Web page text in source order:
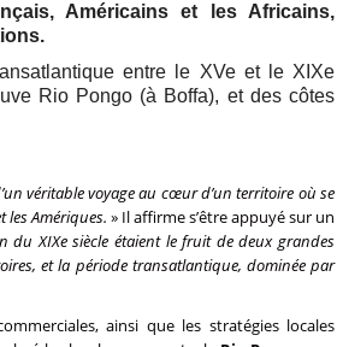
Américains et les Africains,
entre le XVe et le XIXe
Rio Pongo (à Boffa), et des côtes
véritable voyage au cœur d’un territoire où se
les Amériques. » Il affirme s’être appuyé sur un
du XIXe siècle étaient le fruit de deux grandes
et la période transatlantique, dominée par
ainsi que les stratégies locales